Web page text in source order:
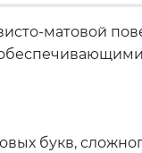
матовой
букв,